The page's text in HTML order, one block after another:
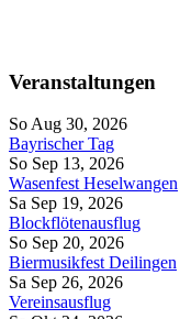
Veranstaltungen
So Aug 30, 2026
Bayrischer Tag
So Sep 13, 2026
Wasenfest Heselwangen
Sa Sep 19, 2026
Blockflötenausflug
So Sep 20, 2026
Biermusikfest Deilingen
Sa Sep 26, 2026
Vereinsausflug